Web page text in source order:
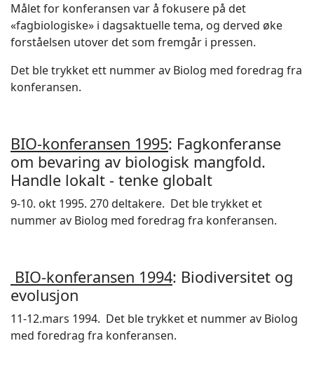
Målet for konferansen var å fokusere på det
«fagbiologiske» i dagsaktuelle tema, og derved øke
forståelsen utover det som fremgår i pressen.
Det ble trykket ett nummer av Biolog med foredrag fra
konferansen.
BIO-konferansen 1995: Fagkonferanse
om bevaring av biologisk mangfold.
Handle lokalt - tenke globalt
9-10. okt 1995. 270 deltakere. Det ble trykket et
nummer av Biolog med foredrag fra konferansen.
BIO-konferansen 1994: Biodiversitet og
evolusjon
11-12.mars 1994. Det ble trykket et nummer av Biolog
med foredrag fra konferansen.